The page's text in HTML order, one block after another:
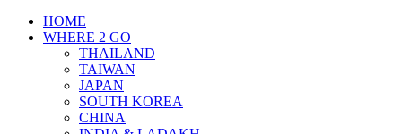
HOME
WHERE 2 GO
THAILAND
TAIWAN
JAPAN
SOUTH KOREA
CHINA